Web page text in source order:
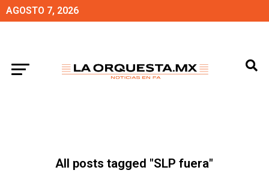
AGOSTO 7, 2026
All posts tagged "SLP fuera"